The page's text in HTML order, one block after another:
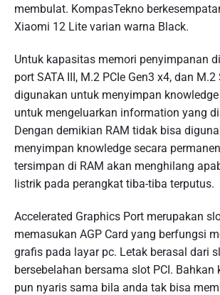
membulat. KompasTekno
Xiaomi 12 Lite varian warna Black.
Untuk kapasitas memori penyimpanan
port SATA III, M.2 PCIe Gen3 x4, dan M.2
digunakan untuk menyimpan
untuk mengeluarkan information yang
Dengan demikian RAM tidak bisa
menyimpan knowledge secara
tersimpan di RAM akan menghilang
listrik pada perangkat tiba-tiba terputus.
Accelerated Graphics Port merupakan
memasukan AGP Card yang berfungsi
grafis pada layar pc. Letak berasal dari
bersebelahan bersama slot PCI. Bahkan
pun nyaris sama bila anda tak bisa